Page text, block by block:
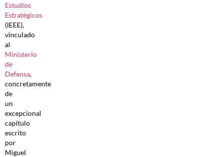
Estudios
Estratégicos
(IEEE),
vinculado
al
Ministerio
de
Defensa,
concretamente
de
un
excepcional
capítulo
escrito
por
Miguel